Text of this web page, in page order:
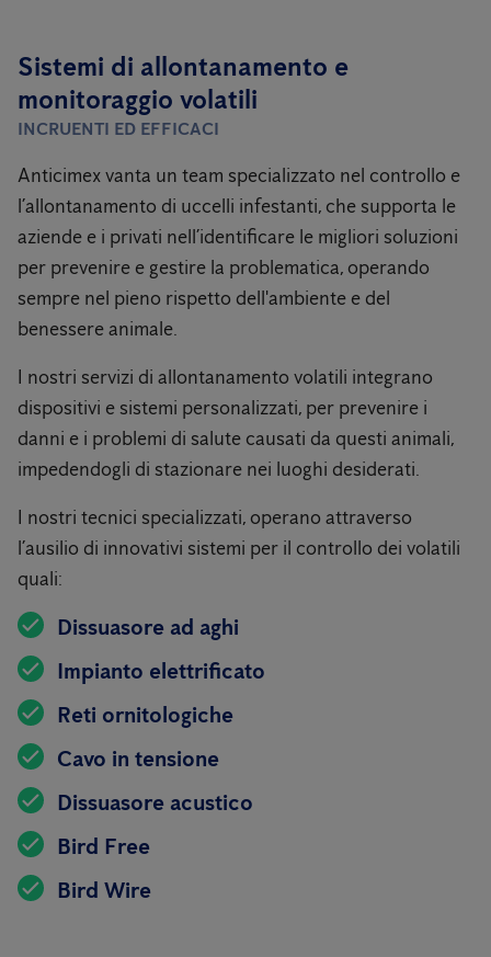
Sistemi di allontanamento e
monitoraggio volatili
INCRUENTI ED EFFICACI
Anticimex vanta un team specializzato nel controllo e
l’allontanamento di uccelli infestanti, che supporta le
aziende e i privati nell’identificare le migliori soluzioni
per prevenire e gestire la problematica, operando
sempre nel pieno rispetto dell'ambiente e del
benessere animale.
I nostri servizi di allontanamento volatili integrano
dispositivi e sistemi personalizzati, per prevenire i
danni e i problemi di salute causati da questi animali,
impedendogli di stazionare nei luoghi desiderati.
I nostri tecnici specializzati, operano attraverso
l’ausilio di innovativi sistemi per il controllo dei volatili
quali:
Dissuasore ad aghi
Impianto elettrificato
Reti ornitologiche
Cavo in tensione
Dissuasore acustico
Bird Free
Bird Wire